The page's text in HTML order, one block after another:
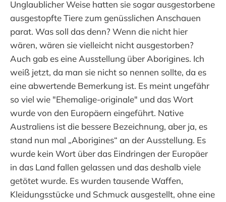
Unglaublicher Weise hatten sie sogar ausgestorbene
ausgestopfte Tiere zum genüsslichen Anschauen
parat. Was soll das denn? Wenn die nicht hier
wären, wären sie vielleicht nicht ausgestorben?
Auch gab es eine Ausstellung über Aborigines. Ich
weiß jetzt, da man sie nicht so nennen sollte, da es
eine abwertende Bemerkung ist. Es meint ungefähr
so viel wie "Ehemalige-originale" und das Wort
wurde von den Europäern eingeführt. Native
Australiens ist die bessere Bezeichnung, aber ja, es
stand nun mal „Aborigines“ an der Ausstellung. Es
wurde kein Wort über das Eindringen der Europäer
in das Land fallen gelassen und das deshalb viele
getötet wurde. Es wurden tausende Waffen,
Kleidungsstücke und Schmuck ausgestellt, ohne eine